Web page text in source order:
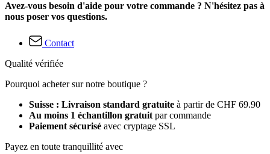
Avez-vous besoin d'aide pour votre commande ? N'hésitez pas à
nous poser vos questions.
Contact
Qualité vérifiée
Pourquoi acheter sur notre boutique ?
Suisse : Livraison standard gratuite à partir de CHF 69.90
Au moins 1 échantillon gratuit par commande
Paiement sécurisé avec cryptage SSL
Payez en toute tranquillité avec